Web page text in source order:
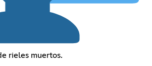
rieles muertos.